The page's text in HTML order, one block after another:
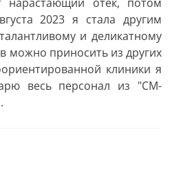
2023 я стала другим
и деликатному
можно приносить из других
клиники я
весь персонал из "СМ-